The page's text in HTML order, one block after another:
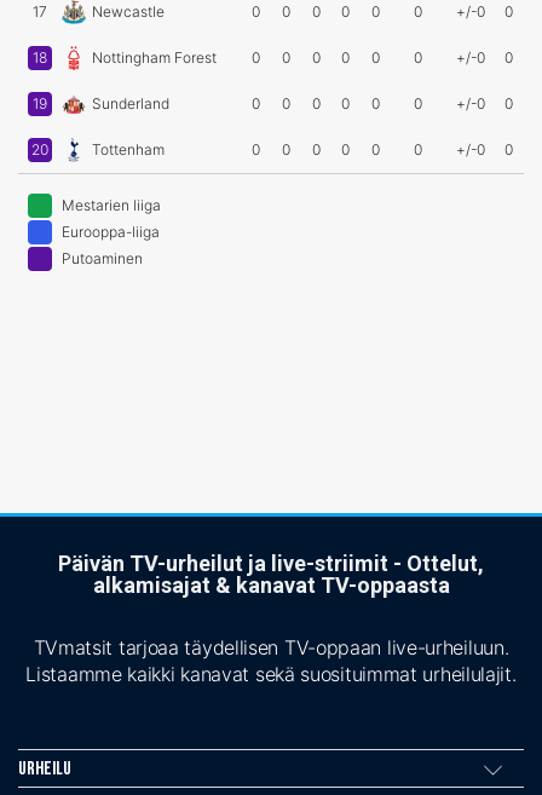
17 Newcastle 0 0 0 0 0 0 +/-0 0
18 Nottingham Forest 0 0 0 0 0 0 +/-0 0
19 Sunderland 0 0 0 0 0 0 +/-0 0
20 Tottenham 0 0 0 0 0 0 +/-0 0
Mestarien liiga
Eurooppa-liiga
Putoaminen
Päivän TV-urheilut ja live-striimit - Ottelut,
alkamisajat & kanavat TV-oppaasta
TVmatsit tarjoaa täydellisen TV-oppaan live-urheiluun.
Listaamme kaikki kanavat sekä suosituimmat urheilulajit.
Urheilu